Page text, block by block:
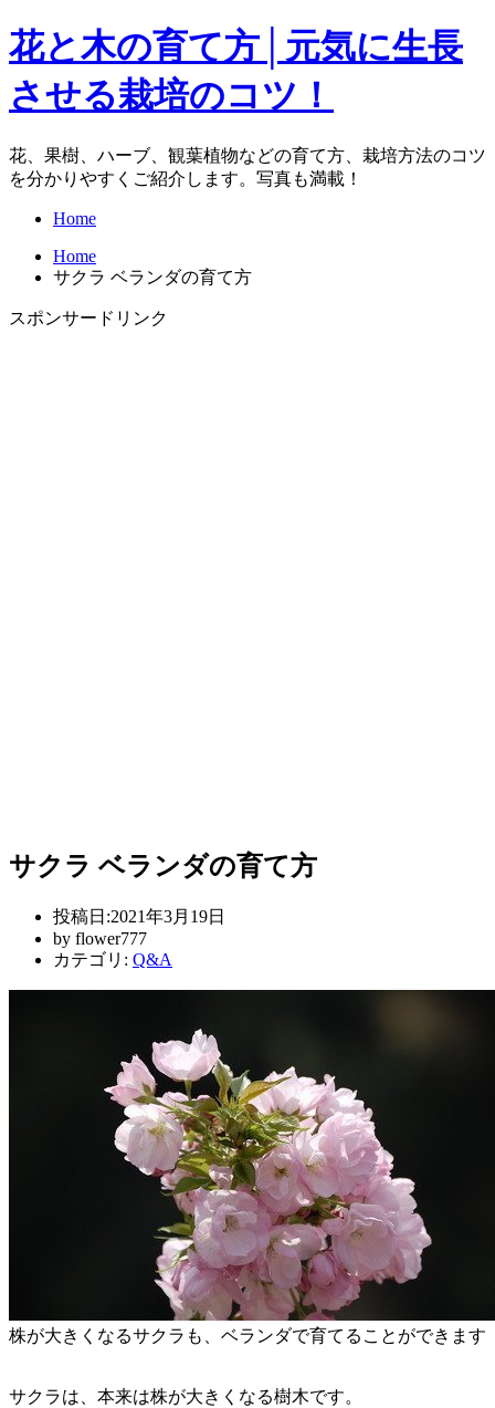
花と木の育て方│元気に生長
させる栽培のコツ！
花、果樹、ハーブ、観葉植物などの育て方、栽培方法のコツ
を分かりやすくご紹介します。写真も満載！
Home
Home
サクラ ベランダの育て方
スポンサードリンク
サクラ ベランダの育て方
投稿日:2021年3月19日
by flower777
カテゴリ: Q&A
株が大きくなるサクラも、ベランダで育てることができます
サクラは、本来は株が大きくなる樹木です。